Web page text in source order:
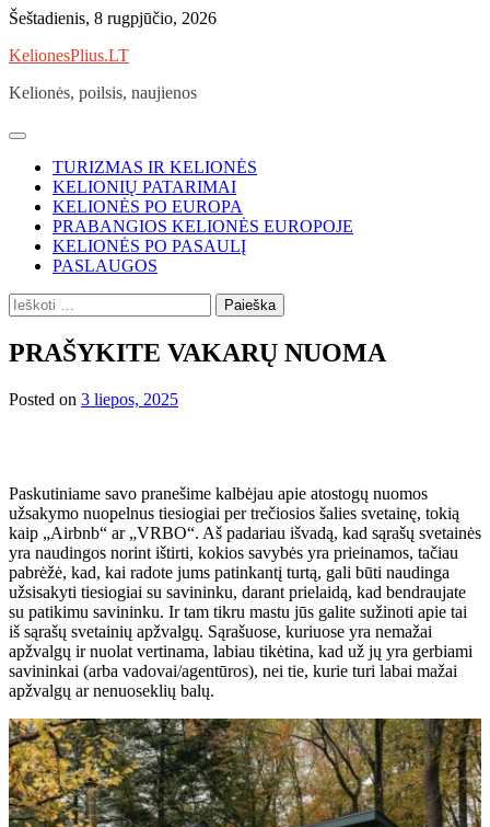
Skip
content
Šeštadienis, 8 rugpjūčio, 2026
KelionesPlius.LT
Kelionės, poilsis, naujienos
TURIZMAS IR KELIONĖS
KELIONIŲ PATARIMAI
KELIONĖS PO EUROPA
PRABANGIOS KELIONĖS EUROPOJE
KELIONĖS PO PASAULĮ
PASLAUGOS
Ieškoti:
PRAŠYKITE VAKARŲ NUOMA
Posted on 3 liepos, 2025
Paskutiniame savo pranešime kalbėjau apie atostogų nuomos
užsakymo nuopelnus tiesiogiai per trečiosios šalies svetainę, tokią
kaip „Airbnb“ ar „VRBO“. Aš padariau išvadą, kad sąrašų svetainės
yra naudingos norint ištirti, kokios savybės yra prieinamos, tačiau
pabrėžė, kad, kai radote jums patinkantį turtą, gali būti naudinga
užsisakyti tiesiogiai su savininku, darant prielaidą, kad bendraujate
su patikimu savininku. Ir tam tikru mastu jūs galite sužinoti apie tai
iš sąrašų svetainių apžvalgų. Sąrašuose, kuriuose yra nemažai
apžvalgų ir nuolat vertinama, labiau tikėtina, kad už jų yra gerbiami
savininkai (arba vadovai/agentūros), nei tie, kurie turi labai mažai
apžvalgų ar nenuoseklių balų.